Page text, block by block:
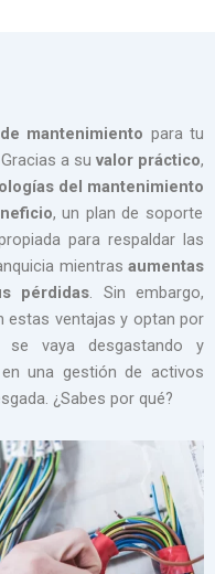
mantenimiento para tu
a su valor práctico,
del mantenimiento
, un plan de soporte
para respaldar las
mientras aumentas
pérdidas. Sin embargo,
estas ventajas y optan por
se vaya desgastando y
una gestión de activos
¿Sabes por qué?